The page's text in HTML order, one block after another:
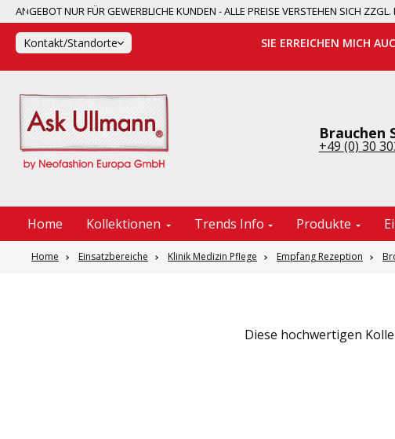
Zur Hauptnavigation springen
ANGEBOT NUR FÜR GEWERBLICHE KUNDEN - ALLE PREISE VERSTEHEN SICH
Kontakt/Standorte SIE ERREICHEN MICH
Brauchen
+49 (0) 30
Home Kollektionen Trends Info Produkte
Home Einsatzbereiche Klinik Medizin Pflege Empfang Rezeption
Diese hochwertigen